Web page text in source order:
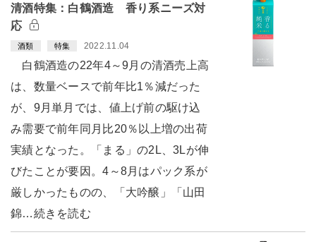
清酒特集：白鶴酒造 香り系ニーズ対
応
酒類 特集 2022.11.04
白鶴酒造の22年4～9月の清酒売上高
は、数量ベースで前年比1％減だった
が、9月単月では、値上げ前の駆け込
み需要で前年同月比20％以上増の出荷
実績となった。「まる」の2L、3Lが伸
びたことが要因。4～8月はパック系が
厳しかったものの、「大吟醸」「山田
錦…続きを読む